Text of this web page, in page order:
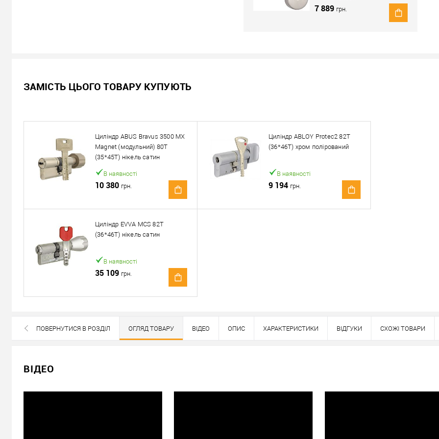
7 889 грн.
Кількість:
У кошик Купити в 1 клік
Можемо встановити цей товар. Деталі запитуйте у менеджера.
Оплата
Доставка серцевин від 4000 грн здійснюється безкоштовно
«Новою Поштою» по Україні
Самовивіз
Мінімальна сума замовлення 400 грн
Доставка накладеним платежем від 400 грн
ЗАМІСТЬ ЦЬОГО ТОВАРУ КУПУЮТЬ
Циліндр ABUS Bravus 3500 MX
Magnet (модульний) 80T
(35*45T) нікель сатин
В наявності
10 380 грн.
Циліндр ABLOY Protec2 82T
(36*46T) хром полірований
В наявності
9 194 грн.
Циліндр EVVA MCS 82T
(36*46T) нікель сатин
В наявності
35 109 грн.
ПОВЕРНУТИСЯ В РОЗДІЛ ОГЛЯД ТОВАРУ ВІДЕО ОПИС ХАРАКТЕРИСТИКИ ВІДГУКИ СХОЖІ ТОВАРИ
ВІДЕО